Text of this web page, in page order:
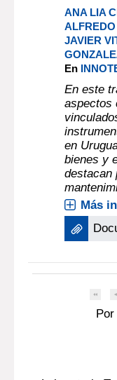
ANA LIA
JAVIER
En
En este
aspectos
en
bienes y
destacan
Más
Por